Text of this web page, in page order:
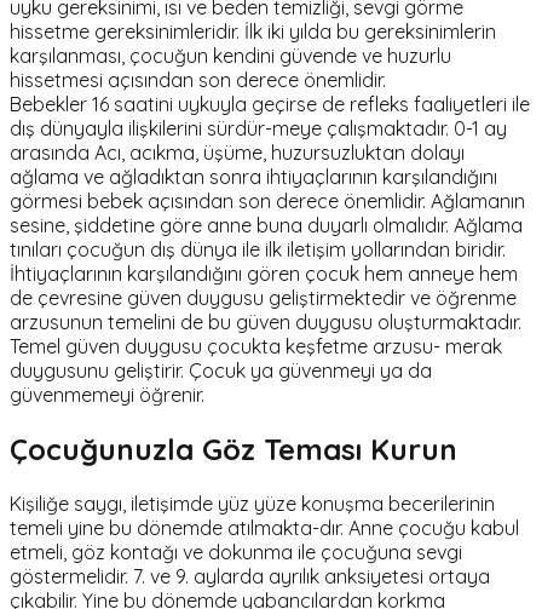
uyku gereksinimi, ısı ve beden temizliği, sevgi görme
hissetme gereksinimleridir. İlk iki yılda bu gereksinimlerin
karşılanması, çocuğun kendini güvende ve huzurlu
hissetmesi açısından son derece önemlidir.
Bebekler 16 saatini uykuyla geçirse de refleks faaliyetleri ile
dış dünyayla ilişkilerini sürdür-meye çalışmaktadır. 0-1 ay
arasında Acı, acıkma, üşüme, huzursuzluktan dolayı
ağlama ve ağladıktan sonra ihtiyaçlarının karşılandığını
görmesi bebek açısından son derece önemlidir. Ağlamanın
sesine, şiddetine göre anne buna duyarlı olmalıdır. Ağlama
tınıları çocuğun dış dünya ile ilk iletişim yollarından biridir.
İhtiyaçlarının karşılandığını gören çocuk hem anneye hem
de çevresine güven duygusu geliştirmektedir ve öğrenme
arzusunun temelini de bu güven duygusu oluşturmaktadır.
Temel güven duygusu çocukta keşfetme arzusu- merak
duygusunu geliştirir. Çocuk ya güvenmeyi ya da
güvenmemeyi öğrenir.
Çocuğunuzla Göz Teması Kurun
Kişiliğe saygı, iletişimde yüz yüze konuşma becerilerinin
temeli yine bu dönemde atılmakta-dır. Anne çocuğu kabul
etmeli, göz kontağı ve dokunma ile çocuğuna sevgi
göstermelidir. 7. ve 9. aylarda ayrılık anksiyetesi ortaya
çıkabilir. Yine bu dönemde yabancılardan korkma